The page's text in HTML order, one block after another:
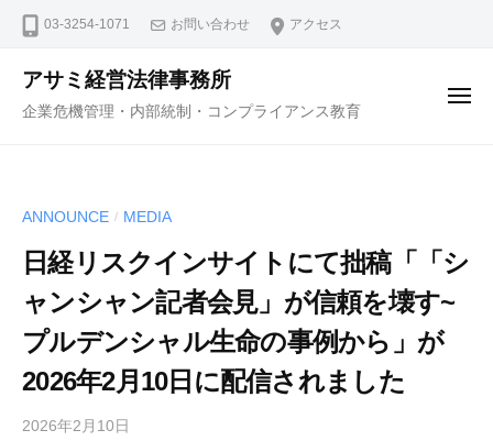
03-3254-1071 お問い合わせ アクセス
アサミ経営法律事務所
企業危機管理・内部統制・コンプライアンス教育
メ
ANNOUNCE / MEDIA
日経リスクインサイトにて拙稿「「シ
ャンシャン記者会見」が信頼を壊す~
プルデンシャル生命の事例から」が
2026年2月10日に配信されました
2026年2月10日